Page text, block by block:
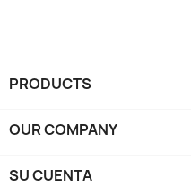
PRODUCTS
OUR COMPANY
SU CUENTA